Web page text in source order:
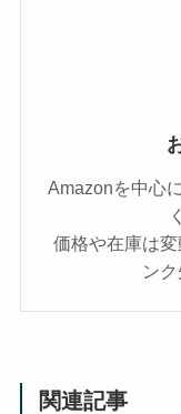
Amazonを中心
価格や在庫は
ン
関連記事